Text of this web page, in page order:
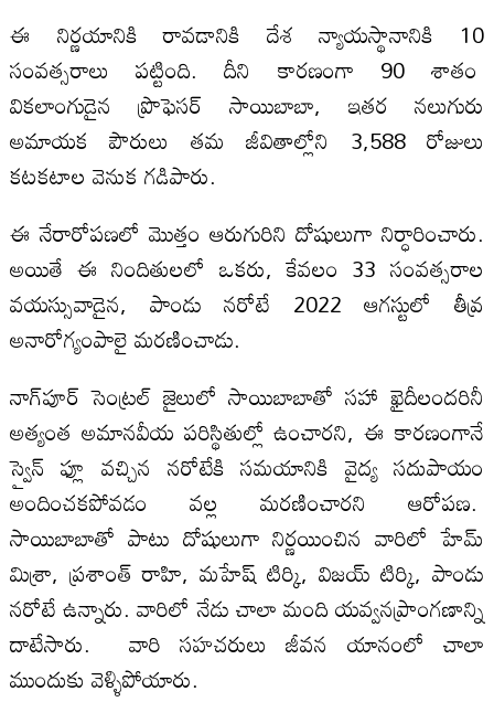
ఈ నిర్ణయానికి రావడానికి దేశ న్యాయస్థానానికి 10
సంవత్సరాలు పట్టింది. దీని కారణంగా 90 శాతం
వికలాంగుడైన ప్రొఫెసర్ సాయిబాబా, ఇతర నలుగురు
అమాయక పౌరులు తమ జీవితాల్లోని 3,588 రోజులు
కటకటాల వెనుక గడిపారు.
ఈ నేరారోపణలో మొత్తం ఆరుగురిని దోషులుగా నిర్ధారించారు.
అయితే ఈ నిందితులలో ఒకరు, కేవలం 33 సంవత్సరాల
వయస్సువాడైన, పాండు నరోటే 2022 ఆగస్టులో తీవ్ర
అనారోగ్యంపాలై మరణించాడు.
నాగ్‌పూర్ సెంట్రల్ జైలులో సాయిబాబాతో సహా ఖైదీలందరినీ
అత్యంత అమానవీయ పరిస్థితుల్లో ఉంచారని, ఈ కారణంగానే
స్వైన్ ఫ్లూ వచ్చిన నరోటేకి సమయానికి వైద్య సదుపాయం
అందించకపోవడం వల్ల మరణించారని ఆరోపణ.
సాయిబాబాతో పాటు దోషులుగా నిర్ణయించిన వారిలో హేమ్
మిశ్రా, ప్రశాంత్ రాహి, మహేష్ టిర్కి, విజయ్ టిర్కి, పాండు
నరోటే ఉన్నారు. వారిలో నేడు చాలా మంది యవ్వనప్రాంగణాన్ని
దాటేసారు. వారి సహచరులు జీవన యానంలో చాలా
ముందుకు వెళ్ళిపోయారు.